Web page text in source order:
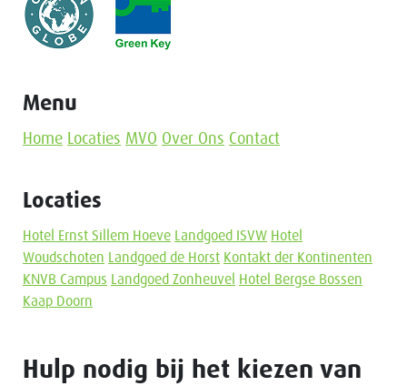
Menu
Home Locaties MVO Over Ons Contact
Locaties
Hotel Ernst Sillem Hoeve Landgoed ISVW Hotel
Woudschoten
Landgoed de Horst Kontakt der Kontinenten
KNVB Campus
Landgoed Zonheuvel
Hotel Bergse Bossen
Kaap Doorn
Hulp nodig bij het kiezen van